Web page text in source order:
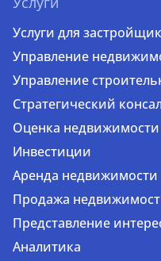
Услуги для
Управление
Управление
Стратегический
Оценка недвижимости
Инвестиции
Аренда недвижимости
Продажа
Представление
Аналитика